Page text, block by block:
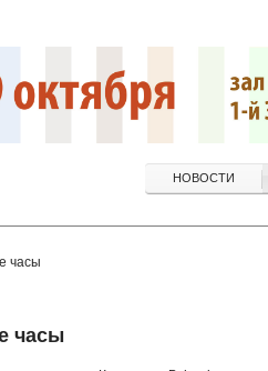
НОВОСТИ
часы
часы